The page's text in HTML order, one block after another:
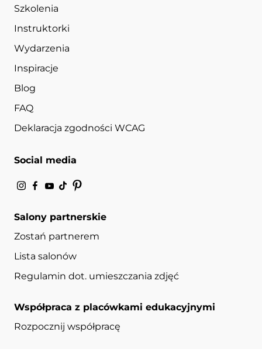
Szkolenia
Instruktorki
Wydarzenia
Inspiracje
Blog
FAQ
Deklaracja zgodności WCAG
Social media
Salony partnerskie
Zostań partnerem
Lista salonów
Regulamin dot. umieszczania zdjęć
Współpraca z placówkami edukacyjnymi
Rozpocznij współpracę